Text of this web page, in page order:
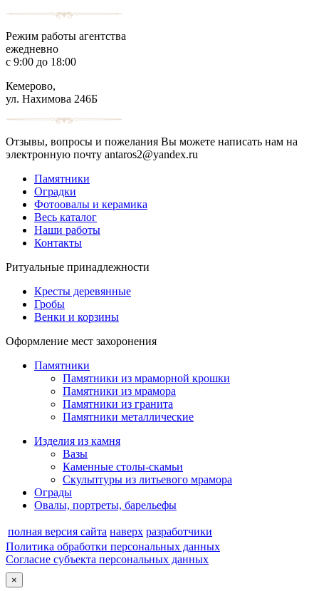
Режим работы агентства
ежедневно
с 9:00 до 18:00
Кемерово,
ул. Нахимова 246Б
Отзывы, вопросы и пожелания Вы можете написать нам на
электронную почту antaros2@yandex.ru
Памятники
Оградки
Фотоовалы и керамика
Весь каталог
Наши работы
Контакты
Ритуальные принадлежности
Кресты деревянные
Гробы
Венки и корзины
Оформление мест захоронения
Памятники
Памятники из мраморной крошки
Памятники из мрамора
Памятники из гранита
Памятники металлические
Изделия из камня
Вазы
Каменные столы-скамьи
Скульптуры из литьевого мрамора
Ограды
Овалы, портреты, барельефы
полная версия сайта наверх разработчики
Политика обработки персональных данных
Согласие субъекта персональных данных
×